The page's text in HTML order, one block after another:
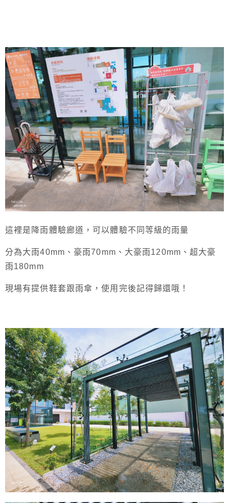
這裡是降雨體驗廊道，可以體驗不同等級的雨量
分為大雨40mm、豪雨70mm、大豪雨120mm、超大豪
雨180mm
現場有提供鞋套跟雨傘，使用完後記得歸還哦！